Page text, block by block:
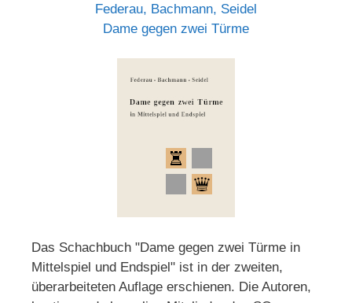
Federau, Bachmann, Seidel
Dame gegen zwei Türme
Das Schachbuch "Dame gegen zwei Türme in
Mittelspiel und Endspiel" ist in der zweiten,
überarbeiteten Auflage erschienen. Die Autoren,